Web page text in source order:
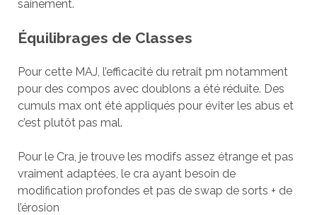
sainement.
Équilibrages de Classes
Pour cette MAJ, l’efficacité du retrait pm notamment
pour des compos avec doublons a été réduite. Des
cumuls max ont été appliqués pour éviter les abus et
c’est plutôt pas mal.
Pour le Cra, je trouve les modifs assez étrange et pas
vraiment adaptées, le cra ayant besoin de
modification profondes et pas de swap de sorts + de
l’érosion